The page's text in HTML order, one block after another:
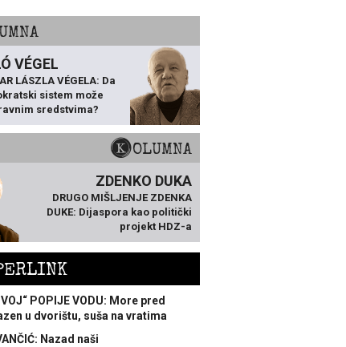
VÉGEL
LÁSZLA VÉGELA: Da
sistem može
sredstvima?
KOLUMNA
ZDENKO DUKA
DRUGO MIŠLJENJE ZDENKA
DUKE: Dijaspora kao politički
projekt HDZ-a
POPIJE VODU: More pred
u dvorištu, suša na vratima
Nazad naši